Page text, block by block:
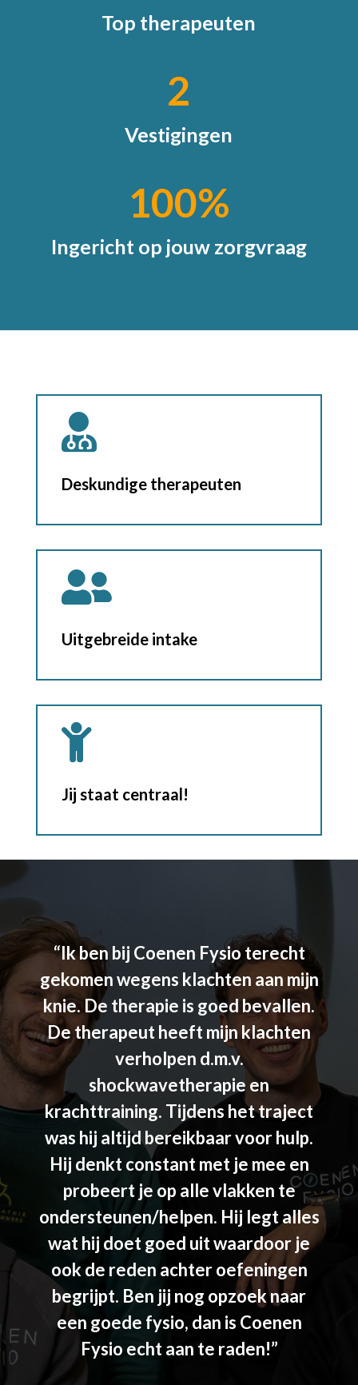
Top therapeuten
2
Vestigingen
100%
Ingericht op jouw zorgvraag

Deskundige therapeuten

Uitgebreide intake

Jij staat centraal!
je
5
“Ik ben bij Coenen Fysio terecht
gekomen wegens klachten aan mijn
knie. De therapie is goed bevallen.
De therapeut heeft mijn klachten
verholpen d.m.v.
shockwavetherapie en
krachttraining. Tijdens het traject
was hij altijd bereikbaar voor hulp.
Hij denkt constant met je mee en
probeert je op alle vlakken te
ondersteunen/helpen. Hij legt alles
wat hij doet goed uit waardoor je
ook de reden achter oefeningen
begrijpt. Ben jij nog opzoek naar
een goede fysio, dan is Coenen
Fysio echt aan te raden!”